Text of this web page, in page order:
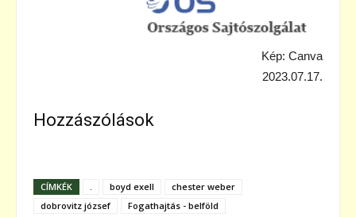
Kép: Canva
2023.07.17.
Hozzászólások
CÍMKÉK boyd exell
chester weber
dobrovitz józsef
Fogathajtás - belföld